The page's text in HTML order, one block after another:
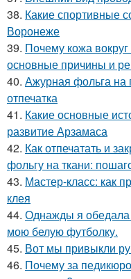
38. Какие спортивные
Воронеже
39. Почему кожа вокруг
основные причины и
40. Ажурная фольга на
отпечатка
41. Какие основные
развитие Арзамаса
42. Как отпечатать и
фольгу на ткани:
43. Мастер-класс: как
клея
44. Однажды я
мою белую футболку.
45. Вот мы привыкли
46. Почему за